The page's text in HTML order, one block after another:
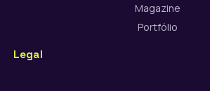
Magazine
Portfólio
Legal